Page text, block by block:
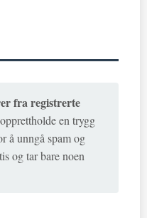
fra registrerte
en trygg
å unngå spam og
og tar bare noen